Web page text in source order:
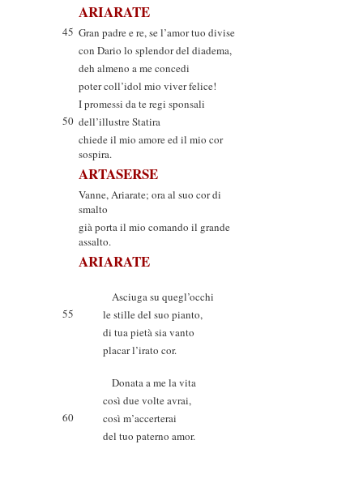
ARIARATE
45 Gran padre e re, se l’amor tuo divise
con Dario lo splendor del diadema,
deh almeno a me concedi
poter coll’idol mio viver felice!
I promessi da te regi sponsali
50 dell’illustre Statira
chiede il mio amore ed il mio cor
sospira.
ARTASERSE
Vanne, Ariarate; ora al suo cor di
smalto
già porta il mio comando il grande
assalto.
ARIARATE
Asciuga su quegl’occhi
55
le stille del suo pianto,
di tua pietà sia vanto
placar l’irato cor.
Donata a me la vita
così due volte avrai,
60
così m’accerterai
del tuo paterno amor.